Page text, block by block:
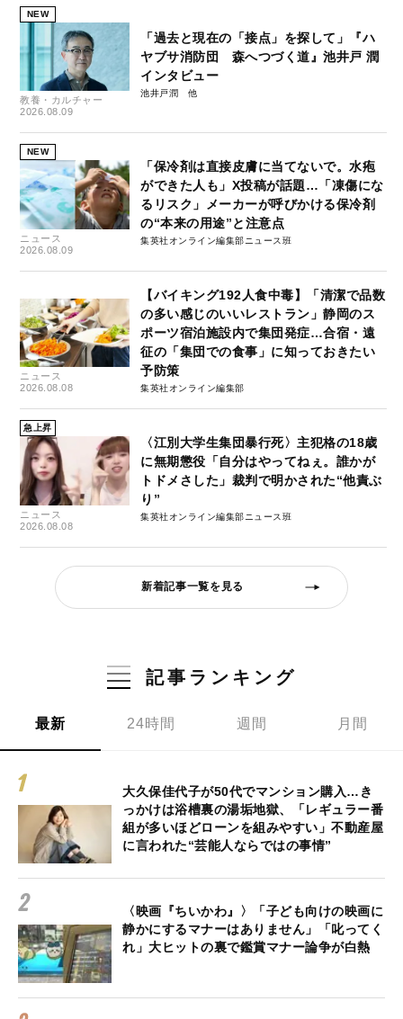
NEW
教養・カルチャー
2026.08.09
「過去と現在の「接点」を探して」『ハ
ヤブサ消防団 森へつづく道』池井戸 潤
インタビュー
池井戸潤
NEW
ニュース
2026.08.09
「保冷剤は直接皮膚に当てないで。水疱
ができた人も」X投稿が話題…「凍傷にな
るリスク」メーカーが呼びかける保冷剤
の“本来の用途”と注意点
集英社オンライン編集部ニュース班
ニュース
2026.08.08
【バイキング192人食中毒】「清潔で品数
の多い感じのいいレストラン」静岡のス
ポーツ宿泊施設内で集団発症…合宿・遠
征の「集団での食事」に知っておきたい
予防策
集英社オンライン編集部
急上昇
ニュース
2026.08.08
〈江別大学生集団暴行死〉主犯格の18歳
に無期懲役「自分はやってねぇ。誰かが
トドメさした」裁判で明かされた“他責ぶ
り”
集英社オンライン編集部ニュース班
新着記事一覧を見る
記事ランキング
最新 24時間 週間 月間
大久保佳代子が50代でマンション購入…き
っかけは浴槽裏の湯垢地獄、「レギュラー番
組が多いほどローンを組みやすい」不動産屋
に言われた“芸能人ならではの事情”
〈映画『ちいかわ』〉「子ども向けの映画に
静かにするマナーはありません」「叱ってく
れ」大ヒットの裏で鑑賞マナー論争が白熱